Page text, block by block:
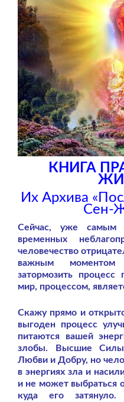
КНИГА
Их Архива
Сен-
Сейчас, уже самым
временных
человечество
важным
затормозить
мир, процессом,
Скажу прямо и
выгоден процесс
питаются вашей
злобы. Высшие Силы
Любви и Добру, но
в энергиях зла и
и не может выбраться
куда его